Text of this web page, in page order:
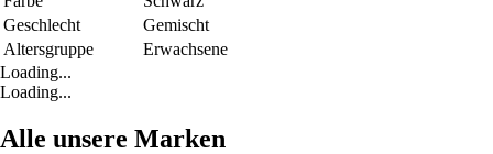
Geschlecht
Gemischt
Altersgruppe
Erwachsene
Loading...
Loading...
Alle unsere Marken